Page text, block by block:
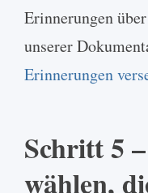
Erinnerungen
unserer
Erinnerungen
Schritt 5
wählen,